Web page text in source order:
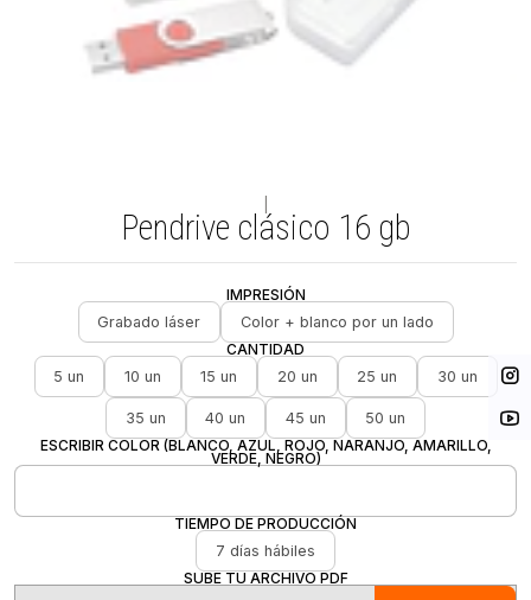
Pendrive clásico 16 gb
IMPRESIÓN
Grabado láser
Color + blanco por un lado
CANTIDAD
5 un
10 un 15 un 20 un 25 un 30 un
35 un 40 un 45 un
50 un
ESCRIBIR COLOR (BLANCO, AZUL, ROJO, NARANJO, AMARILLO,
VERDE, NEGRO)
TIEMPO DE PRODUCCIÓN
7 días hábiles
SUBE TU ARCHIVO PDF